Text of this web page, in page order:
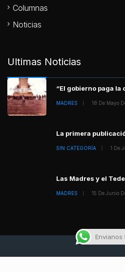
Columnas
Noticias
Ultimas Noticias
“El gobierno paga la
MADRES 18 De Mayo
La primera
SIN CATEGORÍA 1 De
Las Madres y el
MADRES 15 De Junio